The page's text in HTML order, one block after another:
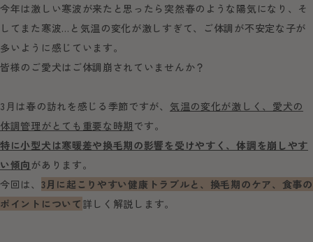
今年は激しい寒波が来たと思ったら突然春のような陽気になり、そ
してまた寒波…と気温の変化が激しすぎて、ご体調が不安定な子が
多いように感じています。
皆様のご愛犬はご体調崩されていませんか？
3月は春の訪れを感じる季節ですが、 気温の変化が激しく、愛犬の
体調管理がとても重要な時期 です。
特に小型犬は寒暖差や換毛期の影響を受けやすく、体調を崩しやす
い傾向 があります。
今回は、 3月に起こりやすい健康トラブルと、換毛期のケア、食事の
ポイントについて 詳しく解説します。